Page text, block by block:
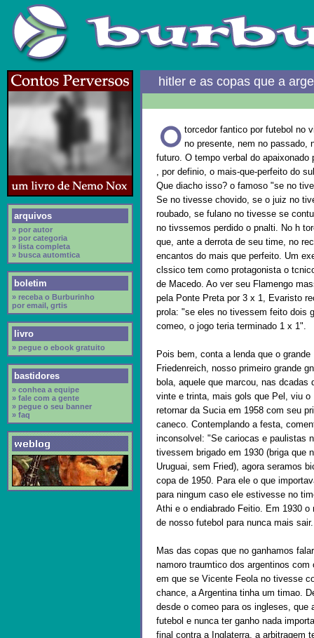
arquivos
» por autor
» por categoria
» lista completa
» busca automtica
boletim
» receba o Burburinho
por email, grtis
livro
» pegue o ebook gratuito
bastidores
» conhea a equipe
» fale com a gente
» pegue o seu banner
» faq
hitler e as copas que a
torcedor fantico por futebol no
no presente, nem no passado,
futuro. O tempo verbal do apaixonado
, por definio, o mais-que-perfeito do
Que diacho isso? o famoso "se no
Se no tivesse chovido, se o juiz no
roubado, se fulano no tivesse se
no tivssemos perdido o pnalti. No h
que, ante a derrota de seu time, no
encantos do mais que perfeito. Um
clssico tem como protagonista o
de Macedo. Ao ver seu Flamengo
pela Ponte Preta por 3 x 1, Evaristo
prola: "se eles no tivessem feito dois
comeo, o jogo teria terminado 1 x 1".
Pois bem, conta a lenda que o grande
Friedenreich, nosso primeiro grande
bola, aquele que marcou, nas dcadas
vinte e trinta, mais gols que Pel, viu o
retornar da Sucia em 1958 com seu
caneco. Contemplando a festa,
inconsolvel: "Se cariocas e paulistas
tivessem brigado em 1930 (briga que
Uruguai, sem Fried), agora seramos
copa de 1950. Para ele o que
para ningum caso ele estivesse no
Athi e o endiabrado Feitio. Em 1930
de nosso futebol para nunca mais sair.
Mas das copas que no ganhamos
namoro traumtico dos argentinos
em que se Vicente Feola no tivesse
chance, a Argentina tinha um timao.
desde o comeo para os ingleses, que
futebol e nunca ter ganho nada
final contra a Inglaterra, a arbitragem